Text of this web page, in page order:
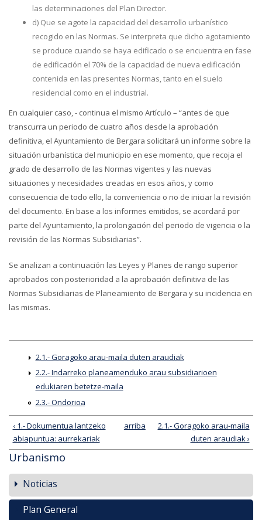
las determinaciones del Plan Director.
d) Que se agote la capacidad del desarrollo urbanístico
recogido en las Normas. Se interpreta que dicho agotamiento
se produce cuando se haya edificado o se encuentra en fase
de edificación el 70% de la capacidad de nueva edificación
contenida en las presentes Normas, tanto en el suelo
residencial como en el industrial.
En cualquier caso, - continua el mismo Artículo – “antes de que
transcurra un periodo de cuatro años desde la aprobación
definitiva, el Ayuntamiento de Bergara solicitará un informe sobre la
situación urbanística del municipio en ese momento, que recoja el
grado de desarrollo de las Normas vigentes y las nuevas
situaciones y necesidades creadas en esos años, y como
consecuencia de todo ello, la conveniencia o no de iniciar la revisión
del documento. En base a los informes emitidos, se acordará por
parte del Ayuntamiento, la prolongación del periodo de vigencia o la
revisión de las Normas Subsidiarias”.
Se analizan a continuación las Leyes y Planes de rango superior
aprobados con posterioridad a la aprobación definitiva de las
Normas Subsidiarias de Planeamiento de Bergara y su incidencia en
las mismas.
2.1.- Goragoko arau-maila duten araudiak
2.2.- Indarreko planeamenduko arau subsidiarioen
edukiaren betetze-maila
2.3.- Ondorioa
‹ 1.- Dokumentua lantzeko
abiapuntua: aurrekariak
arriba
2.1.- Goragoko arau-maila
duten araudiak ›
Urbanismo
Noticias
Plan General